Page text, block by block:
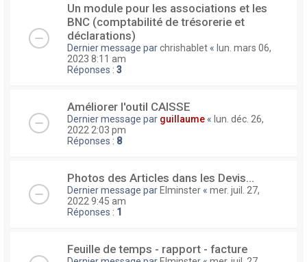
Un module pour les associations et les
BNC (comptabilité de trésorerie et
déclarations)
Dernier message parchrishablet « lun. mars 06,
2023 8:11 am
Réponses : 3
Améliorer l'outil CAISSE
Dernier message par guillaume « lun. déc. 26,
2022 2:03 pm
Réponses : 8
Photos des Articles dans les Devis...
Dernier message parElminster « mer. juil. 27,
2022 9:45 am
Réponses : 1
Feuille de temps - rapport - facture